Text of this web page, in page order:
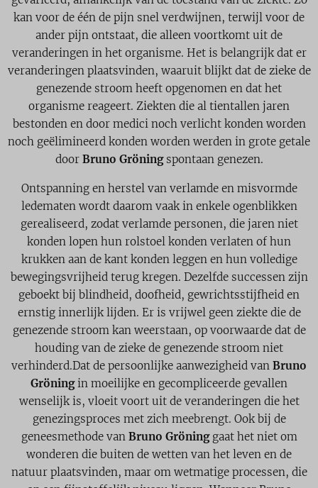
kan voor de één de pijn snel verdwijnen, terwijl voor de
ander pijn ontstaat, die alleen voortkomt uit de
veranderingen in het organisme. Het is belangrijk dat er
veranderingen plaatsvinden, waaruit blijkt dat de zieke de
genezende stroom heeft opgenomen en dat het
organisme reageert. Ziekten die al tientallen jaren
bestonden en door medici noch verlicht konden worden
noch geëlimineerd konden worden werden in grote getale
door Bruno Gröningspontaan genezen.
Ontspanning en herstel van verlamde en misvormde
ledematen wordt daarom vaak in enkele ogenblikken
gerealiseerd, zodat verlamde personen, die jaren niet
konden lopen hun rolstoel konden verlaten of hun
krukken aan de kant konden leggen en hun volledige
bewegingsvrijheid terug kregen. Dezelfde successen zijn
geboekt bij blindheid, doofheid, gewrichtsstijfheid en
ernstig innerlijk lijden. Er is vrijwel geen ziekte die de
genezende stroom kan weerstaan, op voorwaarde dat de
houding van de zieke de genezende stroom niet
verhinderd.Dat de persoonlijke aanwezigheid van Bruno
Gröningin moeilijke en gecompliceerde gevallen
wenselijk is, vloeit voort uit de veranderingen die het
genezingsproces met zich meebrengt. Ook bij de
geneesmethode van Bruno Gröninggaat het niet om
wonderen die buiten de wetten van het leven en de
natuur plaatsvinden, maar om wetmatige processen, die